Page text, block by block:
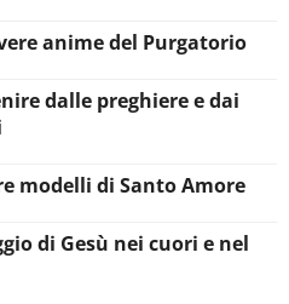
anime del Purgatorio
dalle preghiere e dai
modelli di Santo Amore
di Gesù nei cuori e nel